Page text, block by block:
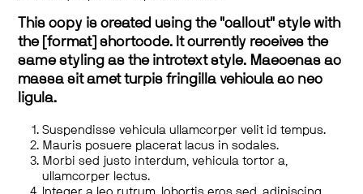
This copy is created using the "callout" style with
the [format] shortcode. It currently receives the
same styling as the introtext style. Maecenas ac
massa sit amet turpis fringilla vehicula ac nec
ligula.
Suspendisse vehicula ullamcorper velit id tempus.
Mauris posuere placerat lacus in sodales.
Morbi sed justo interdum, vehicula tortor a,
ullamcorper lectus.